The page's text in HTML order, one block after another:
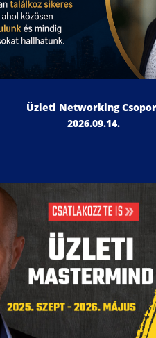
Üzleti Networking
2026.09.14.